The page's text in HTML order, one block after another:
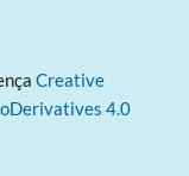
Creative
4.0